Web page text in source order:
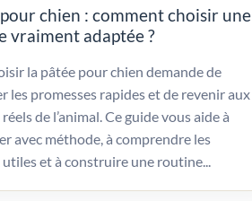
chien : comment choisir une
vraiment adaptée ?
la pâtée pour chien demande de
les promesses rapides et de revenir aux
de l’animal. Ce guide vous aide à
avec méthode, à comprendre les
utiles et à construire une routine...